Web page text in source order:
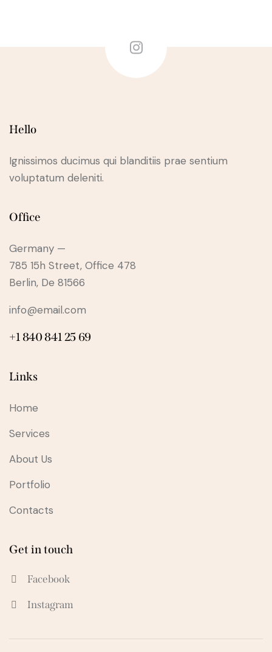
Hello
Ignissimos ducimus qui blanditiis prae sentium
voluptatum deleniti.
Office
Germany —
785 15h Street, Office 478
Berlin, De 81566
info@email.com
+1 840 841 25 69
Links
Home
Services
About Us
Portfolio
Contacts
Get in touch
Facebook
Instagram